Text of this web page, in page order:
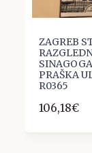
ZAGREB
PRAŠKA
R0365
106,18€